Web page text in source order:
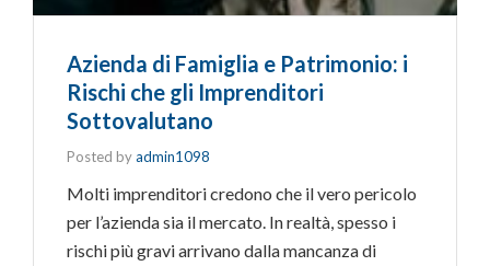
Azienda di Famiglia e Patrimonio: i
Rischi che gli Imprenditori
Sottovalutano
Posted byadmin1098
Molti imprenditori credono che il vero pericolo
per l’azienda sia il mercato. In realtà, spesso i
rischi più gravi arrivano dalla mancanza di